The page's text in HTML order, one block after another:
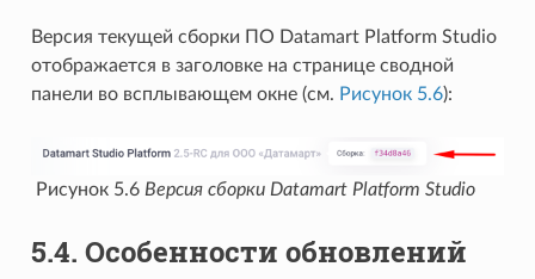
Версия текущей сборки ПО Datamart Platform Studio
отображается в заголовке на странице сводной
панели во всплывающем окне (см. Рисунок 5.6):
Рисунок 5.6 Версия сборки Datamart Platform Studio
5.4. Особенности обновлений